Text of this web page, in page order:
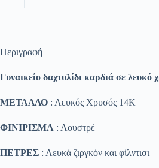
Περιγραφή
Γυναικείο δαχτυλίδι καρδιά σε λευκό
ΜΕΤΑΛΛΟ : Λευκός Χρυσός 14K
ΦΙΝΙΡΙΣΜΑ : Λουστρέ
ΠΕΤΡΕΣ : Λευκά ζιργκόν και φίλντισι